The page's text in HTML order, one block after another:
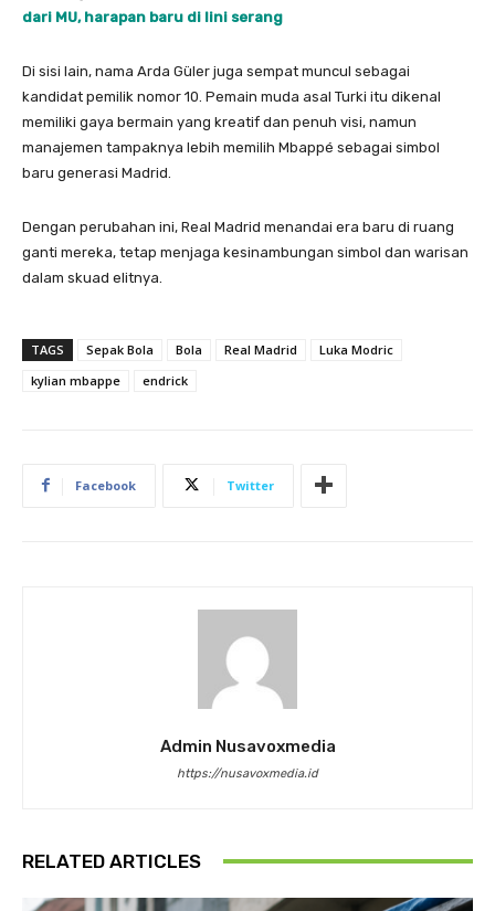
dari MU, harapan baru di lini serang
Di sisi lain, nama Arda Güler juga sempat muncul sebagai
kandidat pemilik nomor 10. Pemain muda asal Turki itu dikenal
memiliki gaya bermain yang kreatif dan penuh visi, namun
manajemen tampaknya lebih memilih Mbappé sebagai simbol
baru generasi Madrid.
Dengan perubahan ini, Real Madrid menandai era baru di ruang
ganti mereka, tetap menjaga kesinambungan simbol dan warisan
dalam skuad elitnya.
TAGS Sepak Bola Bola Real Madrid
Luka Modric
kylian mbappe
endrick
Facebook Twitter
Admin Nusavoxmedia
https://nusavoxmedia.id
RELATED ARTICLES